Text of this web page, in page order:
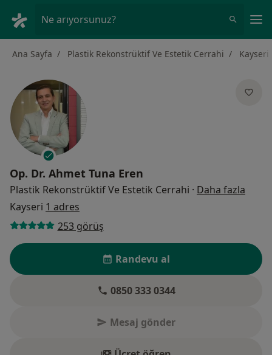
Ne arıyorsunuz?
Ana Sayfa Plastik Rekonstrüktif Ve Estetik Cerrahi Kayseri
Op. Dr. Ahmet Tuna Eren
Plastik Rekonstrüktif Ve Estetik Cerrahi · Daha fazla
Kayseri 1 adres
253 görüş
Randevu al
0850 333 0344
Mesaj gönder